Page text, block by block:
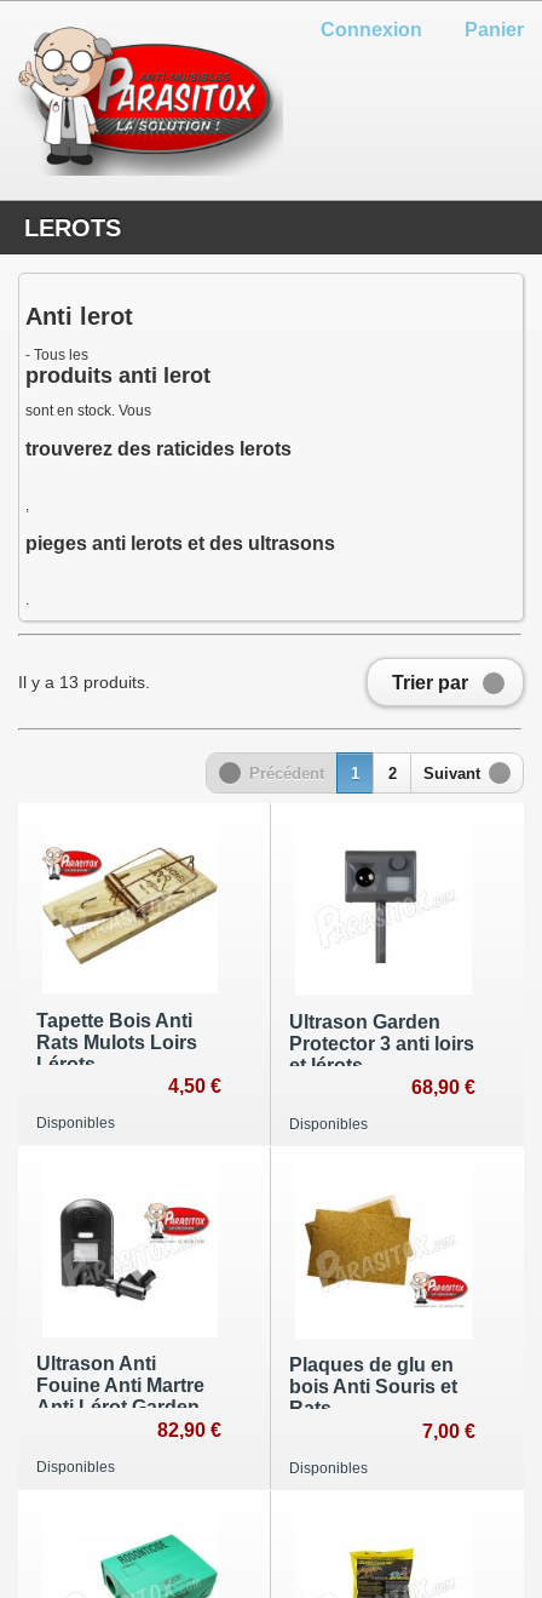
Panier
Connexion
LEROTS
Anti lerot
- Tous les
produits anti lerot
sont en stock. Vous
trouverez des raticides lerots
,
pieges anti lerots et des ultrasons
.
Trier par
Il y a 13 produits.
Précédent 1 2 Suivant
Tapette Bois Anti
Rats Mulots Loirs
Lérots
4,50 €
Disponibles
Ultrason Garden
Protector 3 anti loirs
et lérots
68,90 €
Disponibles
Ultrason Anti
Fouine Anti Martre
Anti Lérot Garden
Protector Deluxe82,90 €
Disponibles
Plaques de glu en
bois Anti Souris et
Rats
7,00 €
Disponibles